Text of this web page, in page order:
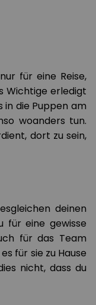
für eine Reise,
Wichtige erledigt
in die Puppen am
woanders tun.
dort zu sein,
deinen
für eine gewisse
für das Team
für sie zu Hause
nicht, dass du